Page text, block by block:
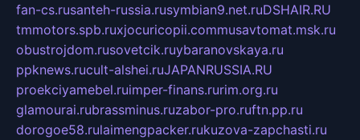
fan-cs.rusanteh-russia.rusymbian9.net.ruDSHAIR.RU
tmmotors.spb.ruxjocuricopii.commusavtomat.msk.ru
obustrojdom.rusovetcik.ruybaranovskaya.ru
ppknews.rucult-alshei.ruJAPANRUSSIA.RU
proekciyamebel.ruimper-finans.rurim.org.ru
glamourai.rubrassminus.ruzabor-pro.ruftn.pp.ru
dorogoe58.rulaimengpacker.rukuzova-zapchasti.ru